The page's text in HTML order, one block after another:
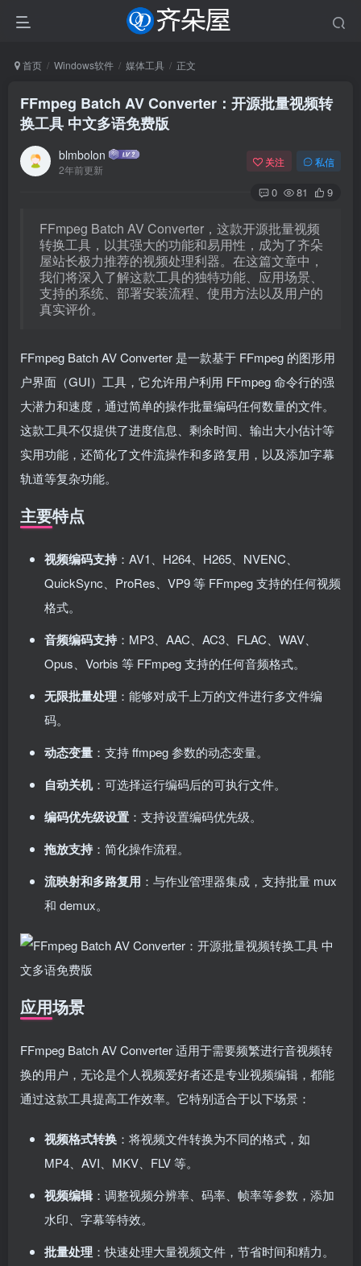
首页 Windows软件 媒体工具 正文
FFmpeg Batch AV Converter：开源批量视频转
换工具 中文多语免费版
blmbolon
2年前更新
关注 私信
0 81 9
FFmpeg Batch AV Converter，这款开源批量视频
转换工具，以其强大的功能和易用性，成为了齐朵
屋站长极力推荐的视频处理利器。在这篇文章中，
我们将深入了解这款工具的独特功能、应用场景、
支持的系统、部署安装流程、使用方法以及用户的
真实评价。
FFmpeg Batch AV Converter 是一款基于 FFmpeg 的图形用
户界面（GUI）工具，它允许用户利用 FFmpeg 命令行的强
大潜力和速度，通过简单的操作批量编码任何数量的文件。
这款工具不仅提供了进度信息、剩余时间、输出大小估计等
实用功能，还简化了文件流操作和多路复用，以及添加字幕
轨道等复杂功能。
主要特点
视频编码支持：AV1、H264、H265、NVENC、
QuickSync、ProRes、VP9 等 FFmpeg 支持的任何视频
格式。
音频编码支持：MP3、AAC、AC3、FLAC、WAV、
Opus、Vorbis 等 FFmpeg 支持的任何音频格式。
无限批量处理 ：能够对成千上万的文件进行多文件编
码。
动态变量 ：支持 ffmpeg 参数的动态变量。
自动关机：可选择运行编码后的可执行文件。
编码优先级设置 ：支持设置编码优先级。
拖放支持：简化操作流程。
流映射和多路复用 ：与作业管理器集成，支持批量 mux
和 demux。
应用场景
FFmpeg Batch AV Converter 适用于需要频繁进行音视频转
换的用户，无论是个人视频爱好者还是专业视频编辑，都能
通过这款工具提高工作效率。它特别适合于以下场景：
视频格式转换 ：将视频文件转换为不同的格式，如
MP4、AVI、MKV、FLV 等。
视频编辑：调整视频分辨率、码率、帧率等参数，添加
水印、字幕等特效。
批量处理 ：快速处理大量视频文件，节省时间和精力。